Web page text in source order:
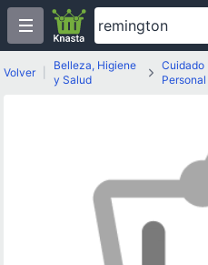
Volver
Belleza, Higiene
y Salud
Cuidado
Personal